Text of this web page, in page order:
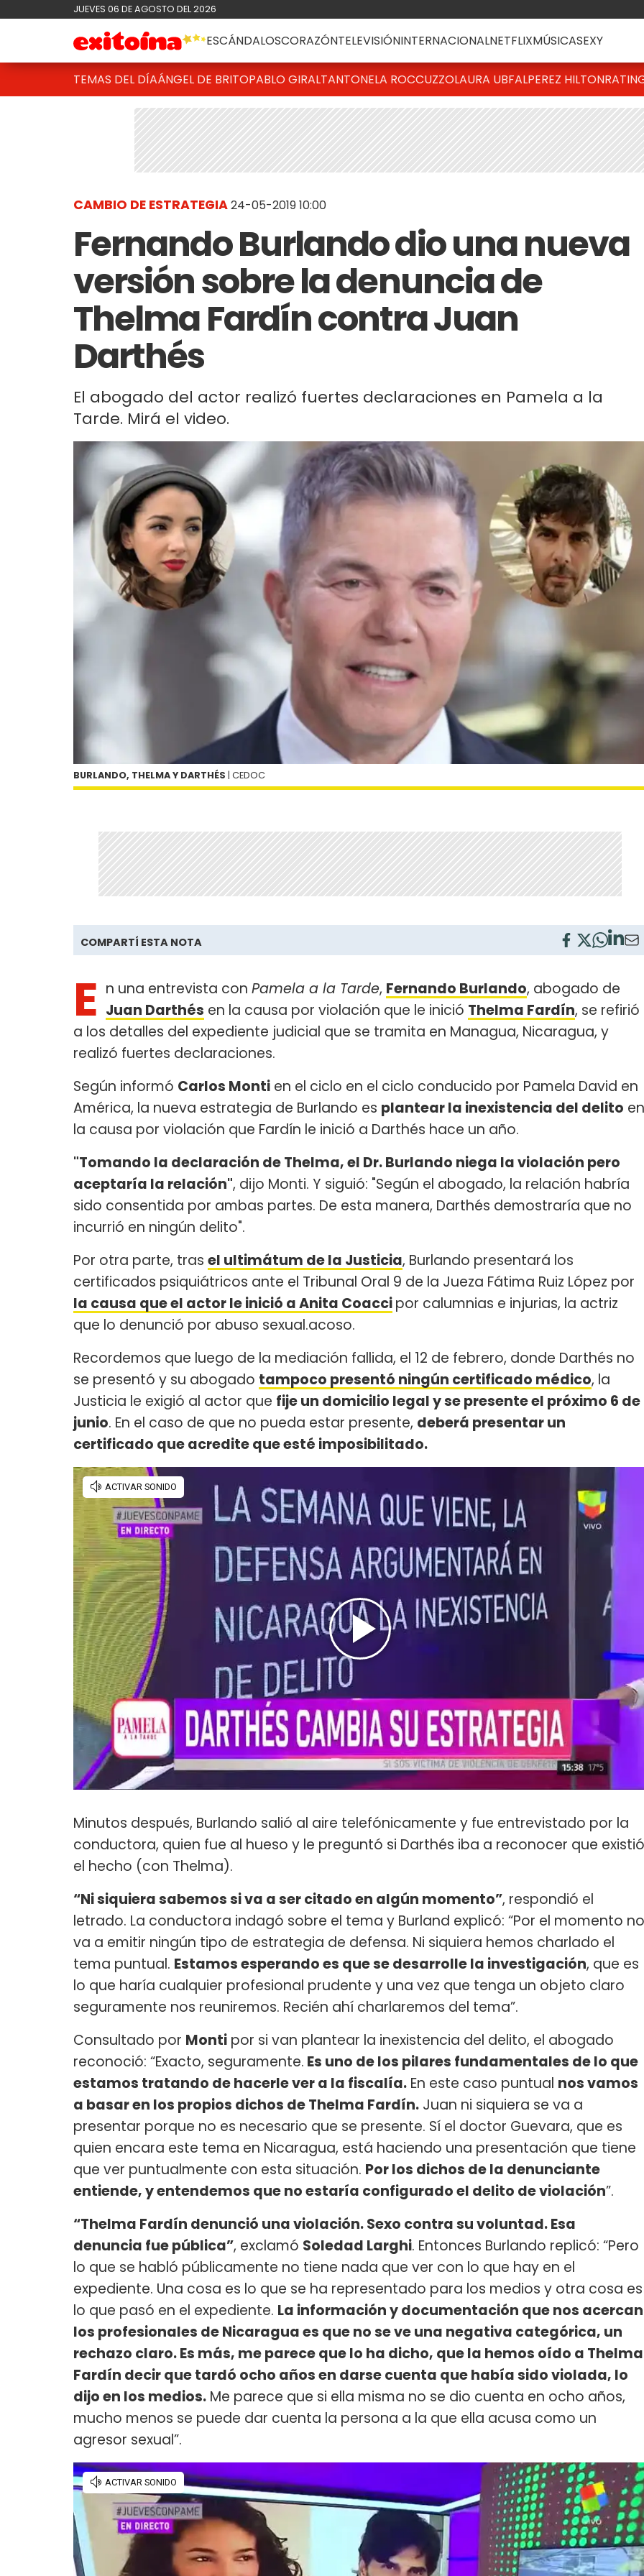
JUEVES 06 DE AGOSTO DEL 2026
ESCÁNDALOSCORAZÓNTELEVISIÓNINTERNACIONALNETFLIXMÚSICASEXY
TEMAS DEL DÍAÁNGEL DE BRITOPABLO GIRALTANTONELA ROCCUZZOLAURA UBFALPEREZ HILTON
CAMBIO DE ESTRATEGIA24-05-2019 10:00
Fernando Burlando dio una nueva
versión sobre la denuncia de
Thelma Fardín contra Juan
Darthés
El abogado del actor realizó fuertes declaraciones en Pamela a la
Tarde. Mirá el video.
BURLANDO, THELMA Y DARTHÉS | CEDOC
COMPARTÍ ESTA NOTA
E n una entrevista con Pamela a la Tarde, Fernando Burlando, abogado de
Juan Darthés en la causa por violación que le inició Thelma Fardín, se refirió
a los detalles del expediente judicial que se tramita en Managua, Nicaragua, y
realizó fuertes declaraciones.
Según informó Carlos Monti en el ciclo en el ciclo conducido por Pamela David en
América, la nueva estrategia de Burlando es plantear la inexistencia del delito en
la causa por violación que Fardín le inició a Darthés hace un año.
"Tomando la declaración de Thelma, el Dr. Burlando niega la violación pero
aceptaría la relación", dijo Monti. Y siguió: "Según el abogado, la relación habría
sido consentida por ambas partes. De esta manera, Darthés demostraría que no
incurrió en ningún delito".
Por otra parte, tras el ultimátum de la Justicia, Burlando presentará los
certificados psiquiátricos ante el Tribunal Oral 9 de la Jueza Fátima Ruiz López por
la causa que el actor le inició a Anita Coaccipor calumnias e injurias, la actriz
que lo denunció por abuso sexual.acoso.
Recordemos que luego de la mediación fallida, el 12 de febrero, donde Darthés no
se presentó y su abogado tampoco presentó ningún certificado médico, la
Justicia le exigió al actor que fije un domicilio legal y se presente el próximo 6 de
junio. En el caso de que no pueda estar presente, deberá presentar un
certificado que acredite que esté imposibilitado.
Minutos después, Burlando salió al aire telefónicamente y fue entrevistado por la
conductora, quien fue al hueso y le preguntó si Darthés iba a reconocer que existió
el hecho (con Thelma).
“Ni siquiera sabemos si va a ser citado en algún momento”, respondió el
letrado. La conductora indagó sobre el tema y Burland explicó: “Por el momento no
va a emitir ningún tipo de estrategia de defensa. Ni siquiera hemos charlado el
tema puntual. Estamos esperando es que se desarrolle la investigación, que es
lo que haría cualquier profesional prudente y una vez que tenga un objeto claro
seguramente nos reuniremos. Recién ahí charlaremos del tema”.
Consultado por Monti por si van plantear la inexistencia del delito, el abogado
reconoció: “Exacto, seguramente. Es uno de los pilares fundamentales de lo que
estamos tratando de hacerle ver a la fiscalía. En este caso puntual nos vamos
a basar en los propios dichos de Thelma Fardín. Juan ni siquiera se va a
presentar porque no es necesario que se presente. Sí el doctor Guevara, que es
quien encara este tema en Nicaragua, está haciendo una presentación que tiene
que ver puntualmente con esta situación. Por los dichos de la denunciante
entiende, y entendemos que no estaría configurado el delito de violación”.
“Thelma Fardín denunció una violación. Sexo contra su voluntad. Esa
denuncia fue pública”, exclamó Soledad Larghi. Entonces Burlando replicó: “Pero
lo que se habló públicamente no tiene nada que ver con lo que hay en el
expediente. Una cosa es lo que se ha representado para los medios y otra cosa es
lo que pasó en el expediente. La información y documentación que nos acercan
los profesionales de Nicaragua es que no se ve una negativa categórica, un
rechazo claro. Es más, me parece que lo ha dicho, que la hemos oído a Thelma
Fardín decir que tardó ocho años en darse cuenta que había sido violada, lo
dijo en los medios. Me parece que si ella misma no se dio cuenta en ocho años,
mucho menos se puede dar cuenta la persona a la que ella acusa como un
agresor sexual”.